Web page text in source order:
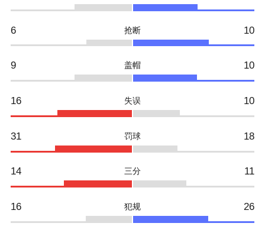
6 抢断 10
9 盖帽 10
16 失误 10
31 罚球 18
14 三分 11
16 犯规 26